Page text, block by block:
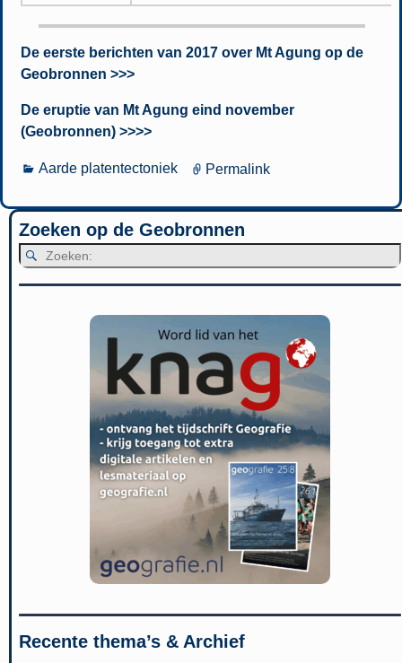
De eerste berichten van 2017 over Mt Agung op de
Geobronnen >>>
De eruptie van Mt Agung eind november
(Geobronnen) >>>>
Aarde platentectoniek Permalink
Zoeken op de Geobronnen
Recente thema’s & Archief